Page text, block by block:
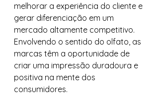
melhorar a experiência do cliente e
gerar diferenciação em um
mercado altamente competitivo.
Envolvendo o sentido do olfato, as
marcas têm a oportunidade de
criar uma impressão duradoura e
positiva na mente dos
consumidores.